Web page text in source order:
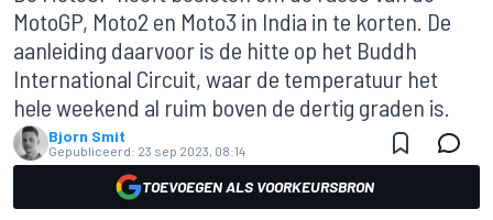
MotoGP, Moto2 en Moto3 in India in te korten. De
aanleiding daarvoor is de hitte op het Buddh
International Circuit, waar de temperatuur het
hele weekend al ruim boven de dertig graden is.
Bjorn Smit
Gepubliceerd: 23 sep 2023, 08:14
TOEVOEGEN ALS VOORKEURSBRON